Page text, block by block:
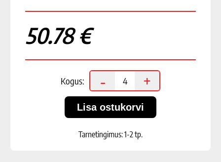
50.78 €
Kogus: - +
Tarnetingimus: 1-2 tp.